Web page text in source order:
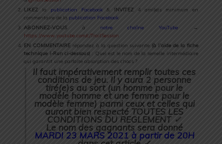
LIKEZ la publication Facebook & INVITEZ 4 ami(e)s minimum en
commentaire de la publication Facebook
ABONNEZ-VOUS à notre chaîne YouTube →
https://www.youtube.com/c/TrailSession
EN COMMENTAIRE répondez à la question suivante (à l’aide de la fiche
technique i-Run ci-dessous) : Quel est le nom de la semelle intermédiaire
qui garantit une parfaite absorption des chocs ?
Il faut impérativement remplir toutes ces
conditions de jeu. Il y aura 2 personne
tiré(e)s au sort (un homme pour le
modèle homme et une femme pour le
modèle femme) parmi ceux et celles qui
auront bien respecté TOUTES LES
CONDITIONS DU REGLEMENT ✓
Le nom des gagnants sera donné
MARDI 23 MARS 2021 à partir de 20H